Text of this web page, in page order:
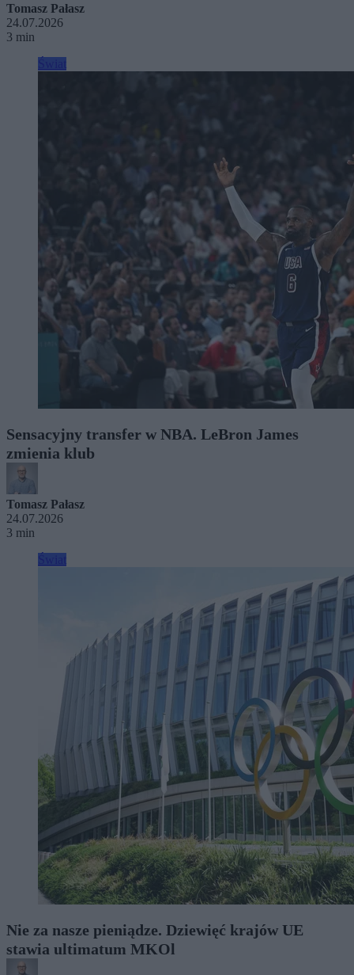
Tomasz Pałasz
24.07.2026
3 min
Sensacyjny transfer w NBA. LeBron James
zmienia klub
Tomasz Pałasz
24.07.2026
3 min
Nie za nasze pieniądze. Dziewięć krajów UE
stawia ultimatum MKOl